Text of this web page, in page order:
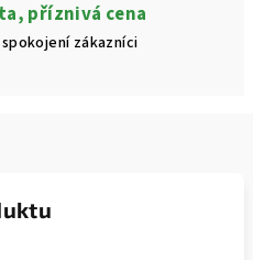
příznivá cena
zákazníci